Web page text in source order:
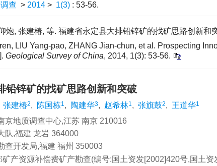
查 > 2014 > 1(3) : 53-56.
炮, 张建椿, 等. 福建省永定县大排铅锌矿的找矿思路创新和
LIU Yang-pao, ZHANG Jian-chun, et al. Prospecting
Geological Survey of China, 2014, 1(3): 53-56.
铅锌矿的找矿思路创新和突破
张建椿2, 陈国栋1, 陶建华3, 赵希林1, 张旗鼓2, 王道华1
京地质调查中心,江苏 南京 210016
队,福建 龙岩 364000
查开发局,福建 福州 350003
矿产资源补偿费矿产勘查(编号:国土资发[2002]420号,国土